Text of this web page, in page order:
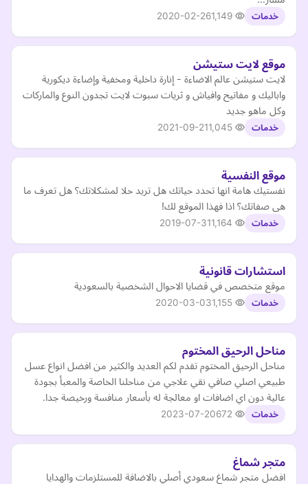
خدمات 2020-02-26
موقع لايت ستيشن
لايت ستيشن عالم الاضاءة - إنارة داخلية ومخفية وإضاءة ديكورية
واباليك و مفاتيح وافياش و ثريات سبوت لايت تجدون النوع والماركات
وكل ماهو جديد
خدمات 2021-09-21
موقع النفسية
نفستيك هامة انها تحدد حياتك هل تريد حلا لمشكلاتك؟ هل تعرف ما
هى صفاتك؟ اذا فهذا الموقع لك!
خدمات 2019-07-31
استشارات قانونية
موقع متخصص في قضايا الاحوال الشخصية بالسعودية
خدمات 2020-03-03
مناحل الرحيق المختوم
مناحل الرحيق المختوم تقدم لكم العديد والكثير من افضل انواع عسل
طبيعي اصلي صافي نقي علاجي من مناحلنا الخاصة والمعبأ بجودة
عالية دون اي اضافات او معالجة له بأسعار منافسة ورخيصة جدا.
خدمات 2023-07-20
متجر شماغ
افضل متجر شماغ سعودي أصلي بالاضافة للمستلزمات والهدايا